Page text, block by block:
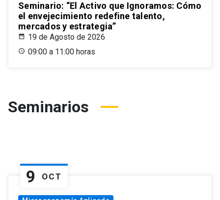
Seminario: “El Activo que Ignoramos: Cómo
el envejecimiento redefine talento,
mercados y estrategia”
19 de Agosto de 2026
09:00 a 11:00 horas
Seminarios
9 OCT